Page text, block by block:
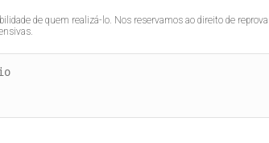
de quem realizá-lo. Nos reservamos ao direito de